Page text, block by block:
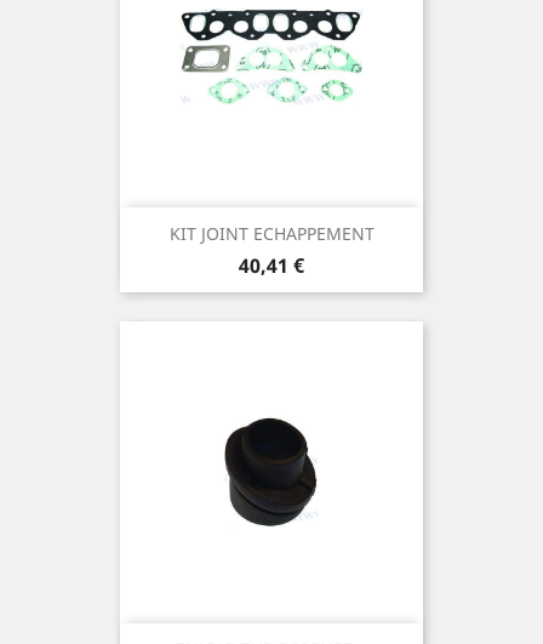
KIT JOINT ECHAPPEMENT
Prix
40,41 €